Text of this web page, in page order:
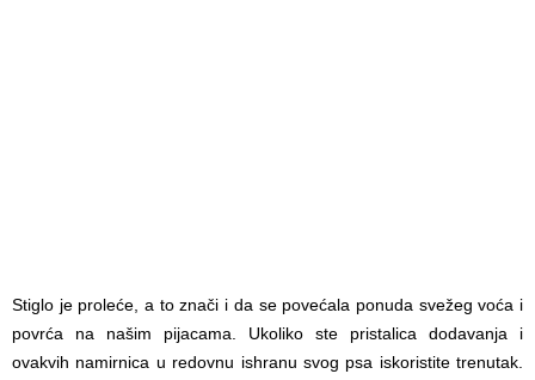
Stiglo je proleće, a to znači i da se povećala ponuda svežeg voća i
povrća na našim pijacama. Ukoliko ste pristalica dodavanja i
ovakvih namirnica u redovnu ishranu svog psa iskoristite trenutak.